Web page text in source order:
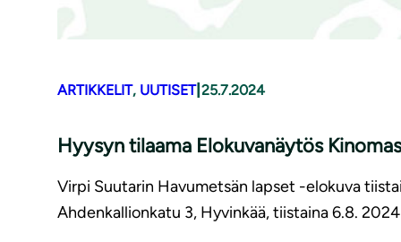
ARTIKKELIT, UUTISET| 25.7.2024
Hyysyn tilaama Elokuvanäytös
Virpi Suutarin Havumetsän lapset -elokuva
Ahdenkallionkatu 3, Hyvinkää, tiistaina 6.8.